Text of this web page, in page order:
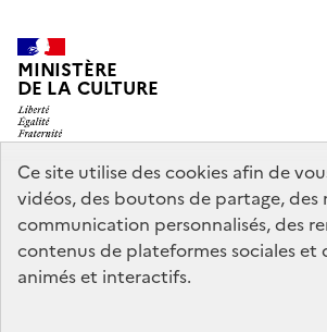
Ce site utilise des cookies afin de
vidéos, des boutons de partage, des
communication personnalisés, des
contenus de plateformes sociales et
animés et interactifs.
MINISTÈRE
DE LA CULTURE
legifrance.gouv.fr
info.gouv.fr
service-public.gouv.fr
data.gouv.fr